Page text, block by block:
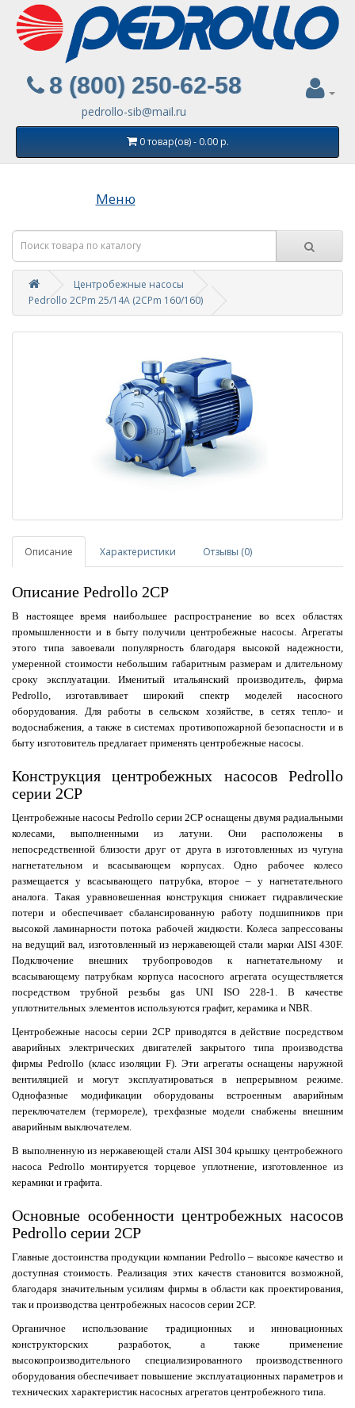
8 (800) 250-62-58
pedrollo-sib@mail.ru
0 товар(ов) - 0.00 р.
Меню
Центробежные насосы
Pedrollo 2CPm 25/14A (2СPm 160/160)
Описание Характеристики Отзывы (0)
Описание Pedrollo 2CP
В настоящее время наибольшее распространение во всех областях
промышленности и в быту получили центробежные насосы. Агрегаты
этого типа завоевали популярность благодаря высокой надежности,
умеренной стоимости небольшим габаритным размерам и длительному
сроку эксплуатации. Именитый итальянский производитель, фирма
Pedrollo, изготавливает широкий спектр моделей насосного
оборудования. Для работы в сельском хозяйстве, в сетях тепло- и
водоснабжения, а также в системах противопожарной безопасности и в
быту изготовитель предлагает применять центробежные насосы.
Конструкция центробежных насосов Pedrollo
серии 2CP
Центробежные насосы Pedrollo серии 2CP оснащены двумя радиальными
колесами, выполненными из латуни. Они расположены в
непосредственной близости друг от друга в изготовленных из чугуна
нагнетательном и всасывающем корпусах. Одно рабочее колесо
размещается у всасывающего патрубка, второе – у нагнетательного
аналога. Такая уравновешенная конструкция снижает гидравлические
потери и обеспечивает сбалансированную работу подшипников при
высокой ламинарности потока рабочей жидкости. Колеса запрессованы
на ведущий вал, изготовленный из нержавеющей стали марки AISI 430F.
Подключение внешних трубопроводов к нагнетательному и
всасывающему патрубкам корпуса насосного агрегата осуществляется
посредством трубной резьбы gas UNI ISO 228-1. В качестве
уплотнительных элементов используются графит, керамика и NBR.
Центробежные насосы серии 2CP приводятся в действие посредством
аварийных электрических двигателей закрытого типа производства
фирмы Pedrollo (класс изоляции F). Эти агрегаты оснащены наружной
вентиляцией и могут эксплуатироваться в непрерывном режиме.
Однофазные модификации оборудованы встроенным аварийным
переключателем (термореле), трехфазные модели снабжены внешним
аварийным выключателем.
В выполненную из нержавеющей стали AISI 304 крышку центробежного
насоса Pedrollo монтируется торцевое уплотнение, изготовленное из
керамики и графита.
Основные особенности центробежных насосов
Pedrollo серии 2CP
Главные достоинства продукции компании Pedrollo – высокое качество и
доступная стоимость. Реализация этих качеств становится возможной,
благодаря значительным усилиям фирмы в области как проектирования,
так и производства центробежных насосов серии 2CP.
Органичное использование традиционных и инновационных
конструкторских разработок, а также применение
высокопроизводительного специализированного производственного
оборудования обеспечивает повышение эксплуатационных параметров и
технических характеристик насосных агрегатов центробежного типа.